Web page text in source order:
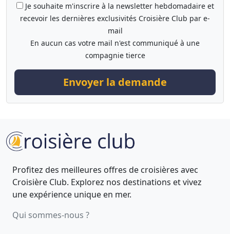
Je souhaite m'inscrire à la newsletter hebdomadaire et
recevoir les dernières exclusivités Croisière Club par e-
mail
En aucun cas votre mail n'est communiqué à une
compagnie tierce
Envoyer la demande
Profitez des meilleures offres de croisières avec
Croisière Club. Explorez nos destinations et vivez
une expérience unique en mer.
Qui sommes-nous ?